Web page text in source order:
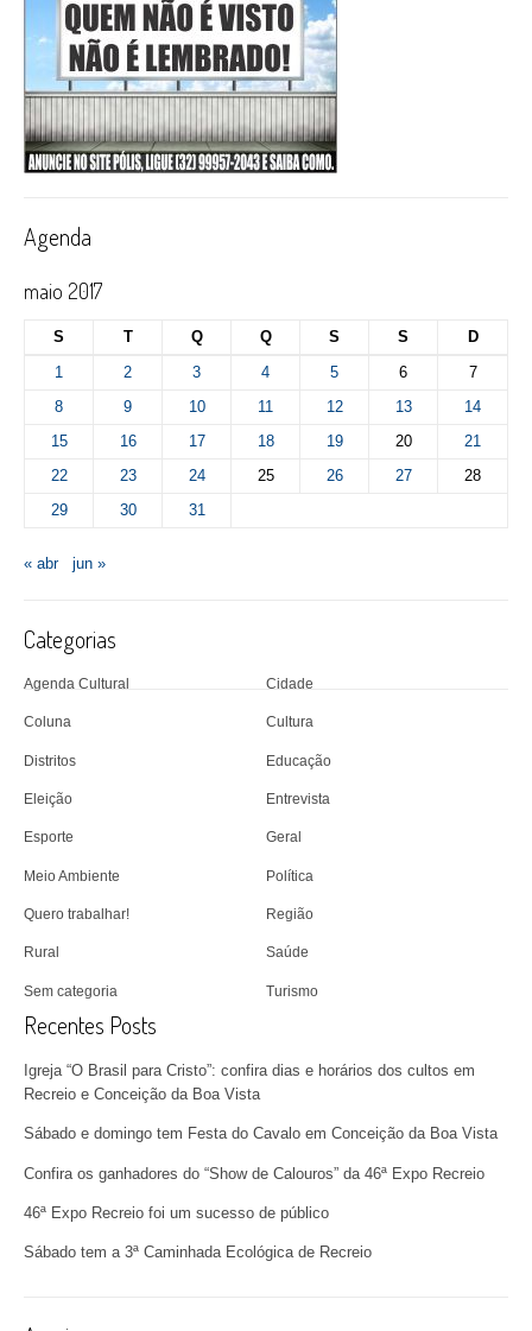
Agenda
maio 2017
S T Q Q S S
D
1
2 3 4 5 6
7
8
9 10 11 12 13
14
15
16 17 18 19 20
21
22
23 24 25 26 27
28
29
30 31
« abr jun »
Categorias
Agenda Cultural Cidade
Coluna Cultura
Distritos Educação
Eleição Entrevista
Esporte Geral
Meio Ambiente Política
Quero trabalhar! Região
Rural Saúde
Sem categoria Turismo
Recentes Posts
Igreja “O Brasil para Cristo”: confira dias e horários dos cultos em
Recreio e Conceição da Boa Vista
Sábado e domingo tem Festa do Cavalo em Conceição da Boa Vista
Confira os ganhadores do “Show de Calouros” da 46ª Expo Recreio
46ª Expo Recreio foi um sucesso de público
Sábado tem a 3ª Caminhada Ecológica de Recreio